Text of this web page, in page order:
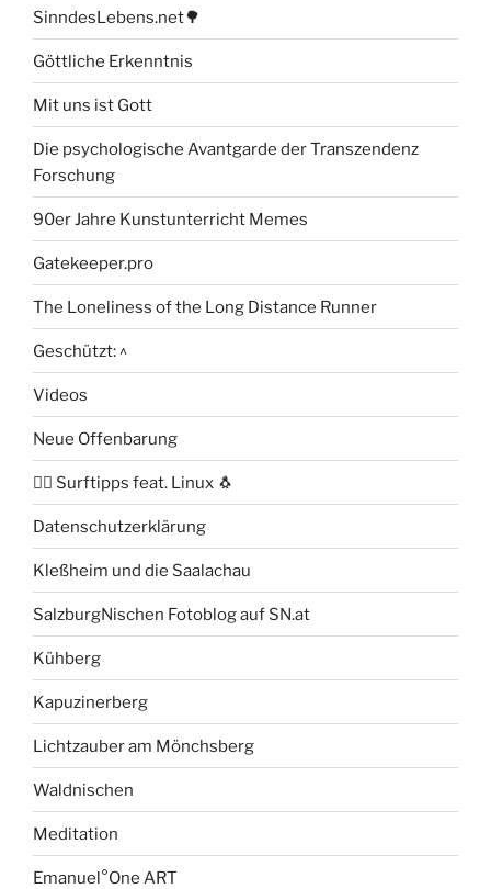
SinndesLebens.net🌳
Göttliche Erkenntnis
Mit uns ist Gott
Die psychologische Avantgarde der Transzendenz
Forschung
90er Jahre Kunstunterricht Memes
Gatekeeper.pro
The Loneliness of the Long Distance Runner
Geschützt: ^
Videos
Neue Offenbarung
🏄‍♂️ Surftipps feat. Linux 🐧
Datenschutzerklärung
Kleßheim und die Saalachau
SalzburgNischen Fotoblog auf SN.at
Kühberg
Kapuzinerberg
Lichtzauber am Mönchsberg
Waldnischen
Meditation
Emanuel°One ART